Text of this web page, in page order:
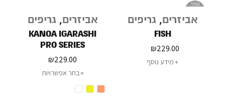
נגמר
אביזרים, גריפים
FISH
₪229.00
מידע נוסף
אביזרים, גריפים
KANOA IGARASHI
PRO SERIES
₪229.00
בחר אפשרויות